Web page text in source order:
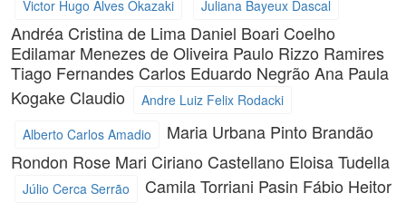
Victor Hugo Alves Okazaki Juliana Bayeux Dascal
Andréa Cristina de Lima Daniel Boari Coelho
Edilamar Menezes de Oliveira Paulo Rizzo Ramires
Tiago Fernandes Carlos Eduardo Negrão Ana Paula
Kogake Claudio
Andre Luiz Felix Rodacki
Alberto Carlos Amadio
Maria Urbana Pinto Brandão
Rondon Rose Mari Ciriano Castellano Eloisa Tudella
Júlio Cerca Serrão Camila Torriani Pasin Fábio Heitor